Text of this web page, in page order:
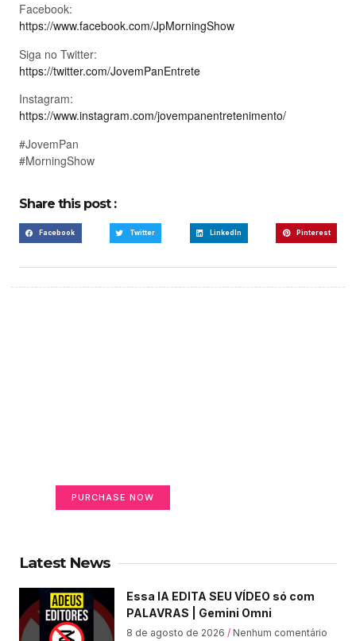
Facebook:
https://www.facebook.com/JpMorningShow
Siga no Twitter:
https://twitter.com/JovemPanEntrete
Instagram:
https://www.instagram.com/jovempanentretenimento/
#JovemPan
#MorningShow
Share this post :
Facebook Twitter LinkedIn Pinterest
PURCHASE NOW
Latest News
Essa IA EDITA SEU VÍDEO só com
PALAVRAS | Gemini Omni
8 de agosto de 2026 Nenhum comentário